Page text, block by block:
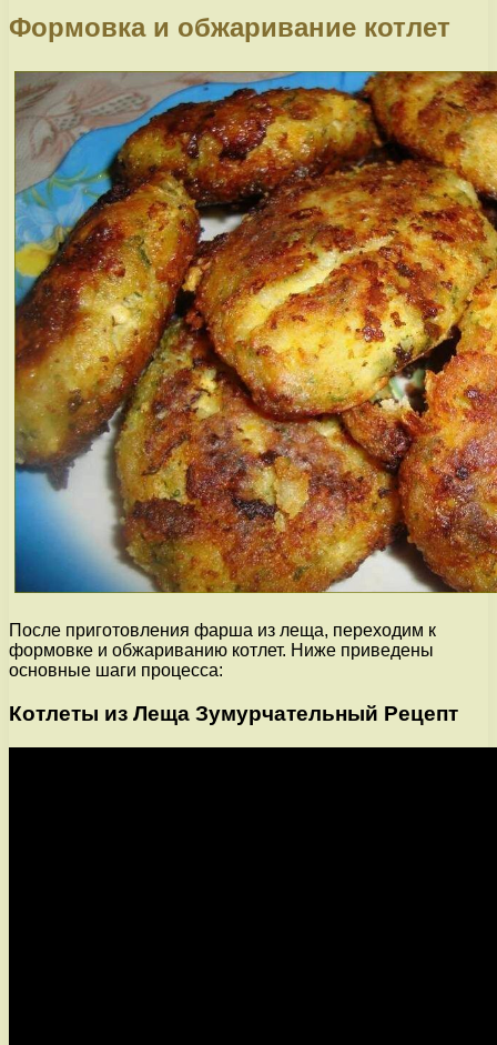
Формовка и обжаривание котлет
После приготовления фарша из леща, переходим к
формовке и обжариванию котлет. Ниже приведены
основные шаги процесса:
Котлеты из Леща Зумурчательный Рецепт